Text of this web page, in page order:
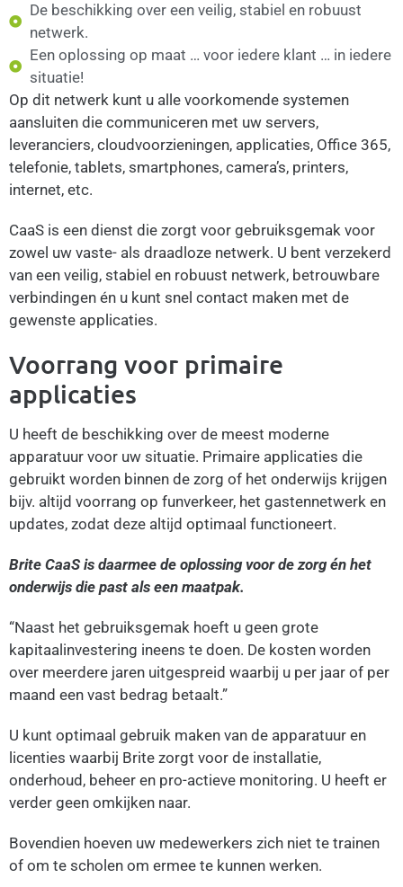
De beschikking over een veilig, stabiel en robuust
netwerk.
Een oplossing op maat … voor iedere klant … in iedere
situatie!
Op dit netwerk kunt u alle voorkomende systemen
aansluiten die communiceren met uw servers,
leveranciers, cloudvoorzieningen, applicaties, Office 365,
telefonie, tablets, smartphones, camera’s, printers,
internet, etc.
CaaS is een dienst die zorgt voor gebruiksgemak voor
zowel uw vaste- als draadloze netwerk. U bent verzekerd
van een veilig, stabiel en robuust netwerk, betrouwbare
verbindingen én u kunt snel contact maken met de
gewenste applicaties.
Voorrang voor primaire
applicaties
U heeft de beschikking over de meest moderne
apparatuur voor uw situatie. Primaire applicaties die
gebruikt worden binnen de zorg of het onderwijs krijgen
bijv. altijd voorrang op funverkeer, het gastennetwerk en
updates, zodat deze altijd optimaal functioneert.
Brite CaaS is daarmee de oplossing voor de zorg én het
onderwijs die past als een maatpak.
“Naast het gebruiksgemak hoeft u geen grote
kapitaalinvestering ineens te doen. De kosten worden
over meerdere jaren uitgespreid waarbij u per jaar of per
maand een vast bedrag betaalt.”
U kunt optimaal gebruik maken van de apparatuur en
licenties waarbij Brite zorgt voor de installatie,
onderhoud, beheer en pro-actieve monitoring. U heeft er
verder geen omkijken naar.
Bovendien hoeven uw medewerkers zich niet te trainen
of om te scholen om ermee te kunnen werken.